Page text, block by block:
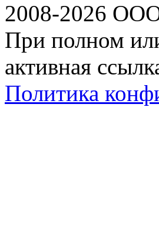
2008-2026
При полном
активная
Политика